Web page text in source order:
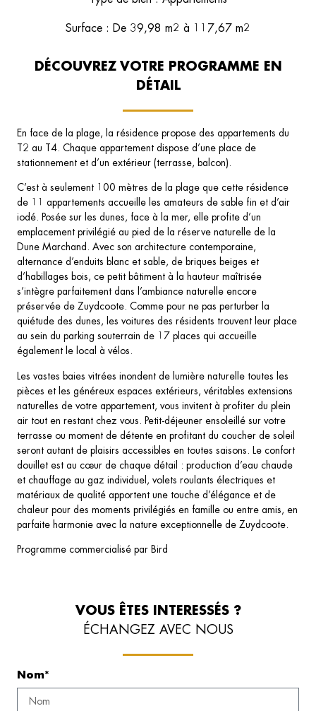
Surface : De 39,98 m2 à 117,67 m2
DÉCOUVREZ VOTRE PROGRAMME EN
DÉTAIL
En face de la plage, la résidence propose des appartements du
T2 au T4. Chaque appartement dispose d’une place de
stationnement et d’un extérieur (terrasse, balcon).
C’est à seulement 100 mètres de la plage que cette résidence
de 11 appartements accueille les amateurs de sable fin et d’air
iodé. Posée sur les dunes, face à la mer, elle profite d’un
emplacement privilégié au pied de la réserve naturelle de la
Dune Marchand. Avec son architecture contemporaine,
alternance d’enduits blanc et sable, de briques beiges et
d’habillages bois, ce petit bâtiment à la hauteur maîtrisée
s’intègre parfaitement dans l’ambiance naturelle encore
préservée de Zuydcoote. Comme pour ne pas perturber la
quiétude des dunes, les voitures des résidents trouvent leur place
au sein du parking souterrain de 17 places qui accueille
également le local à vélos.
Les vastes baies vitrées inondent de lumière naturelle toutes les
pièces et les généreux espaces extérieurs, véritables extensions
naturelles de votre appartement, vous invitent à profiter du plein
air tout en restant chez vous. Petit-déjeuner ensoleillé sur votre
terrasse ou moment de détente en profitant du coucher de soleil
seront autant de plaisirs accessibles en toutes saisons. Le confort
douillet est au cœur de chaque détail : production d’eau chaude
et chauffage au gaz individuel, volets roulants électriques et
matériaux de qualité apportent une touche d’élégance et de
chaleur pour des moments privilégiés en famille ou entre amis, en
parfaite harmonie avec la nature exceptionnelle de Zuydcoote.
Programme commercialisé par Bird
VOUS ÊTES INTERESSÉS ?
ÉCHANGEZ AVEC NOUS
Nom*